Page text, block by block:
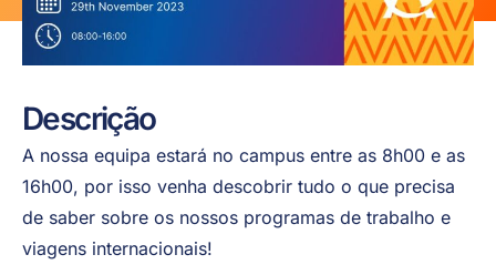
Descrição
A nossa equipa estará no campus entre as 8h00 e as
16h00, por isso venha descobrir tudo o que precisa
de saber sobre os nossos programas de trabalho e
viagens internacionais!